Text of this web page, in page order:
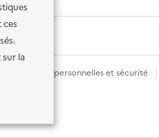
ces
la
Données personnelles et sécurité